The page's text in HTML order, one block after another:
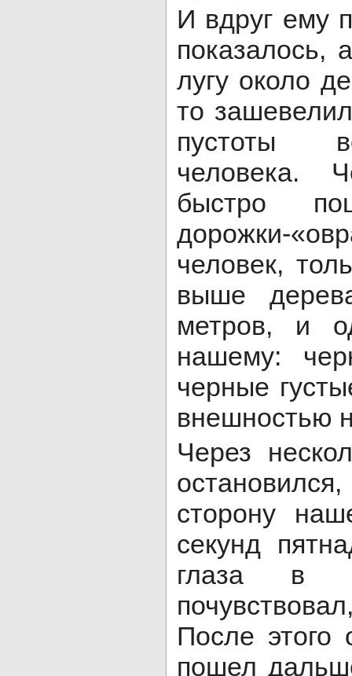
И вдруг ему
лугу около
то
пустоты
человека.
быстро
дорожки-
человек,
выше
метров, и
нашему:
черные
внешностью
Через
сторону
секунд
глаза в
После этого
пошел